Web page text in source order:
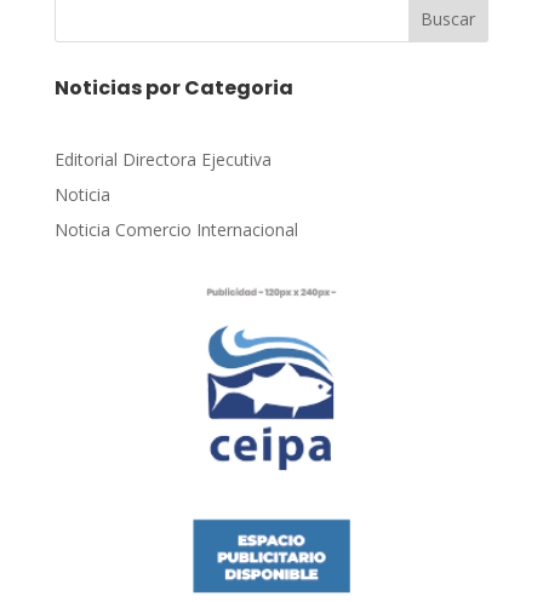
Buscar
Noticias por Categoria
Editorial Directora Ejecutiva
Noticia
Noticia Comercio Internacional